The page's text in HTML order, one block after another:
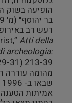
הופיעה בשוק
Atti della
archeologia:
אמיתות